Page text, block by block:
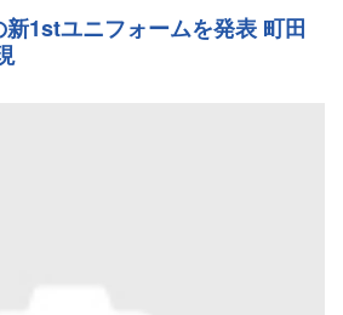
1stユニフォームを発表 町田